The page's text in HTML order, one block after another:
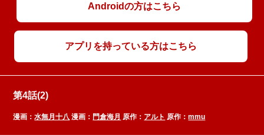
Androidの方はこちら
アプリを持っている方はこちら
第4話(2)
漫画：水無月十八 漫画： 門倉海月 原作： アルト 原作：mmu